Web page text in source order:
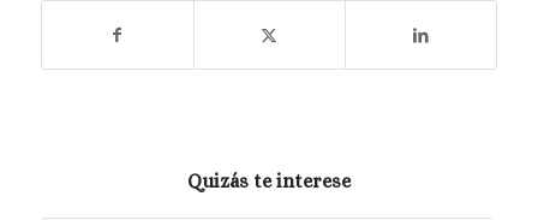
Quizás te interese